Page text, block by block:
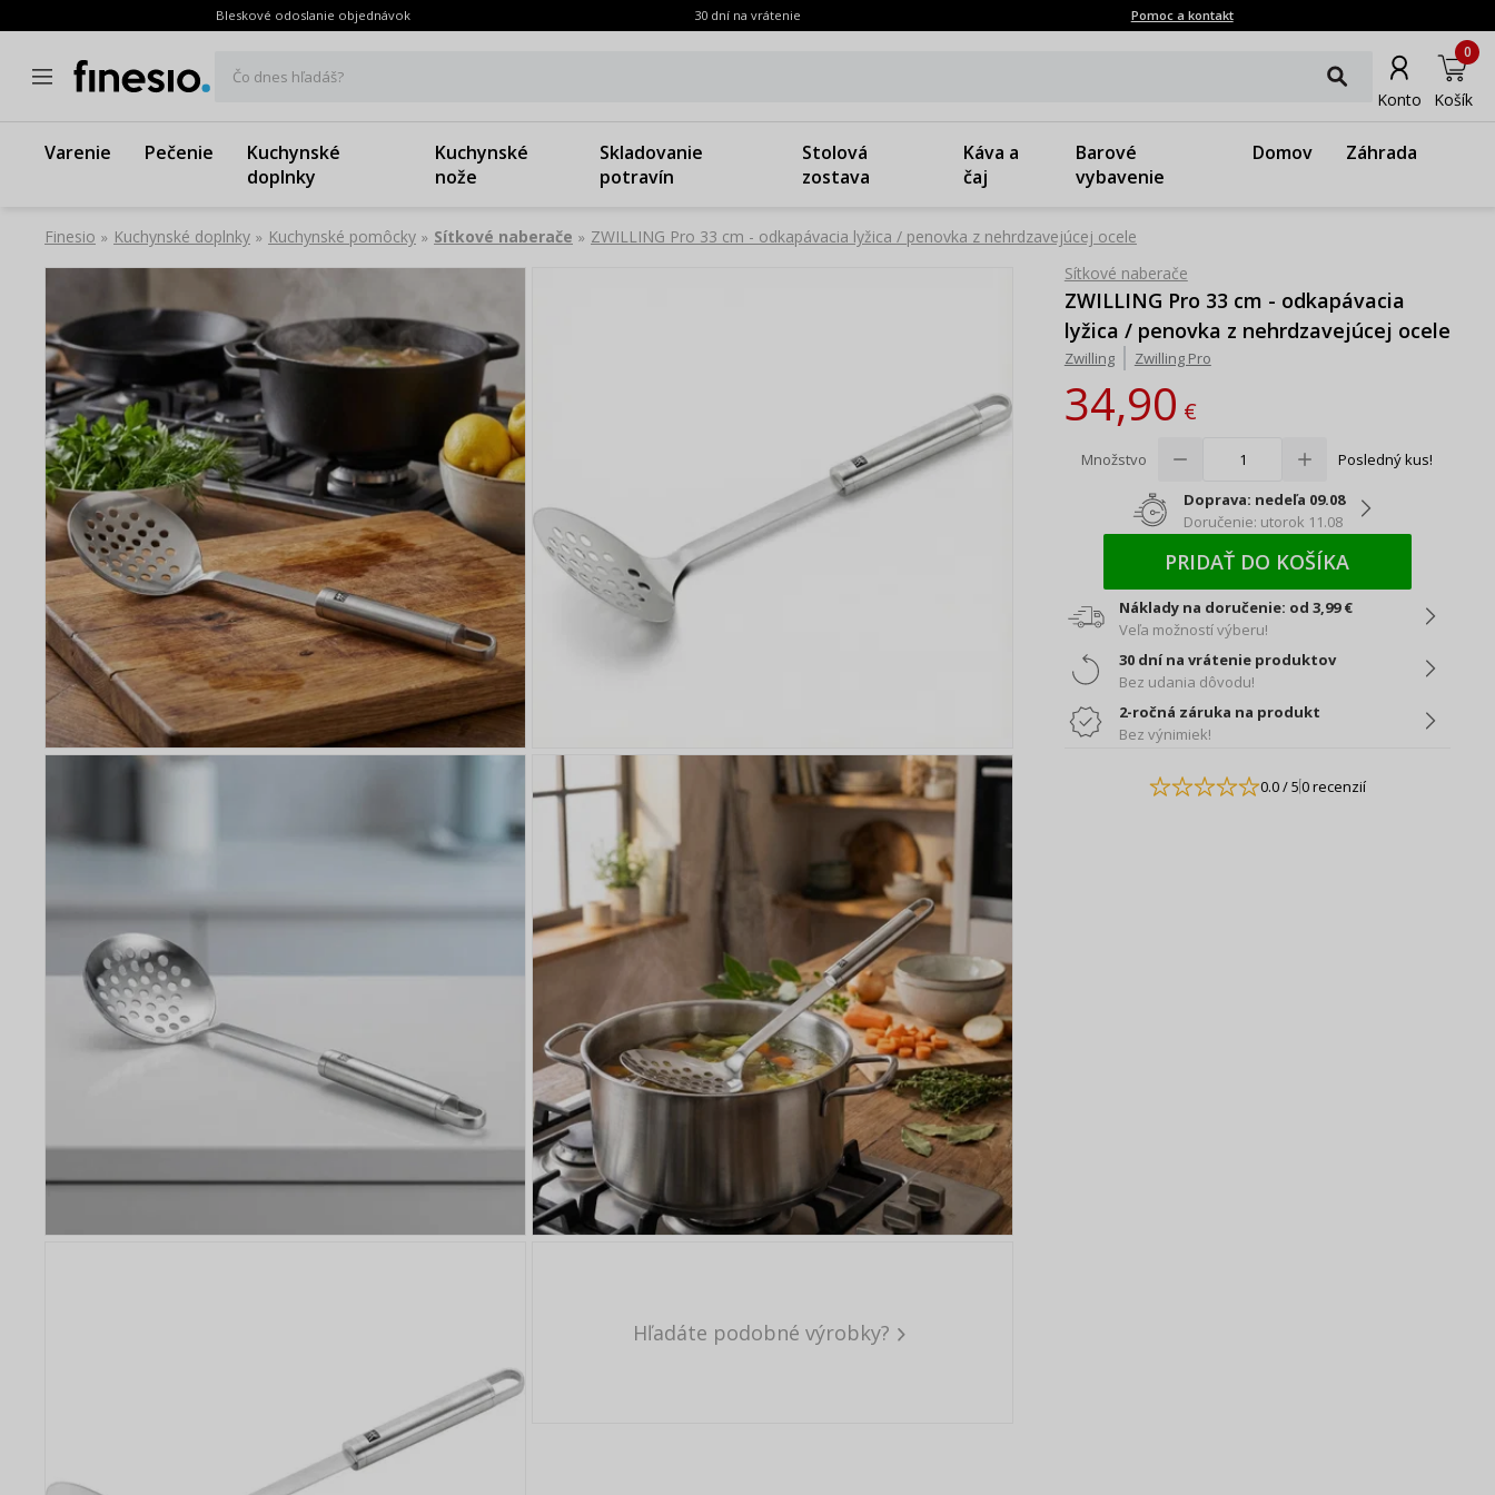
Bleskové odoslanie objednávok 30 dní na vrátenie Pomoc a kontakt
Čo dnes hľadáš?
Konto Košík
0
Varenie Pečenie
Kuchynské
doplnky
Kuchynské
nože
Skladovanie
potravín
Stolová
zostava
Káva a
čaj
Barové
vybavenie
Domov Záhrada
Finesio » Kuchynské doplnky » Kuchynské pomôcky » Sítkové naberače » ZWILLING Pro 33 cm - odkapávacia lyžica / penovka z nehrdzavejúcej ocele
Hľadáte podobné výrobky?
Sítkové naberače
ZWILLING Pro 33 cm - odkapávacia
lyžica / penovka z nehrdzavejúcej ocele
Zwilling Zwilling Pro
34,90€
Množstvo Posledný kus!
Doprava: nedeľa 09.08
Doručenie: utorok 11.08
PRIDAŤ DO KOŠÍKA
Náklady na doručenie: od 3,99 €
Veľa možností výberu!
30 dní na vrátenie produktov
Bez udania dôvodu!
2-ročná záruka na produkt
Bez výnimiek!
0.0/ 50 recenzií